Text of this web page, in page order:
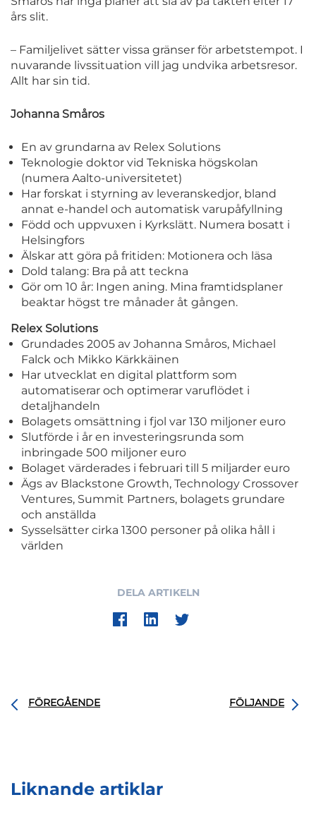
års slit.
– Familjelivet sätter vissa gränser för arbetstempot. I
nuvarande livssituation vill jag undvika arbetsresor.
Allt har sin tid.
Johanna Småros
En av grundarna av Relex Solutions
Teknologie doktor vid Tekniska högskolan
(numera Aalto-universitetet)
Har forskat i styrning av leveranskedjor, bland
annat e-handel och automatisk varupåfyllning
Född och uppvuxen i Kyrkslätt. Numera bosatt i
Helsingfors
Älskar att göra på fritiden: Motionera och läsa
Dold talang: Bra på att teckna
Gör om 10 år: Ingen aning. Mina framtidsplaner
beaktar högst tre månader åt gången.
Relex Solutions
Grundades 2005 av Johanna Småros, Michael
Falck och Mikko Kärkkäinen
Har utvecklat en digital plattform som
automatiserar och optimerar varuflödet i
detaljhandeln
Bolagets omsättning i fjol var 130 miljoner euro
Slutförde i år en investeringsrunda som
inbringade 500 miljoner euro
Bolaget värderades i februari till 5 miljarder euro
Ägs av Blackstone Growth, Technology Crossover
Ventures, Summit Partners, bolagets grundare
och anställda
Sysselsätter cirka 1300 personer på olika håll i
världen
DELA ARTIKELN
FÖREGÅENDE FÖLJANDE
Liknande artiklar